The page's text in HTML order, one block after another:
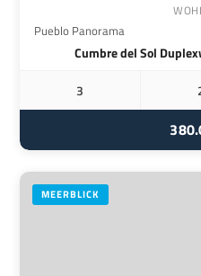
Pueblo Panorama
Cumbre del Sol
3
MEERBLICK